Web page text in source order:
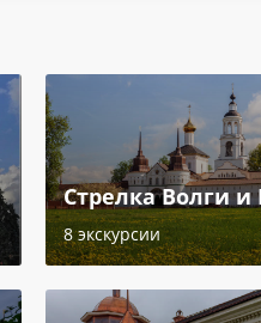
Стрелка Волги и
8 экскурсии